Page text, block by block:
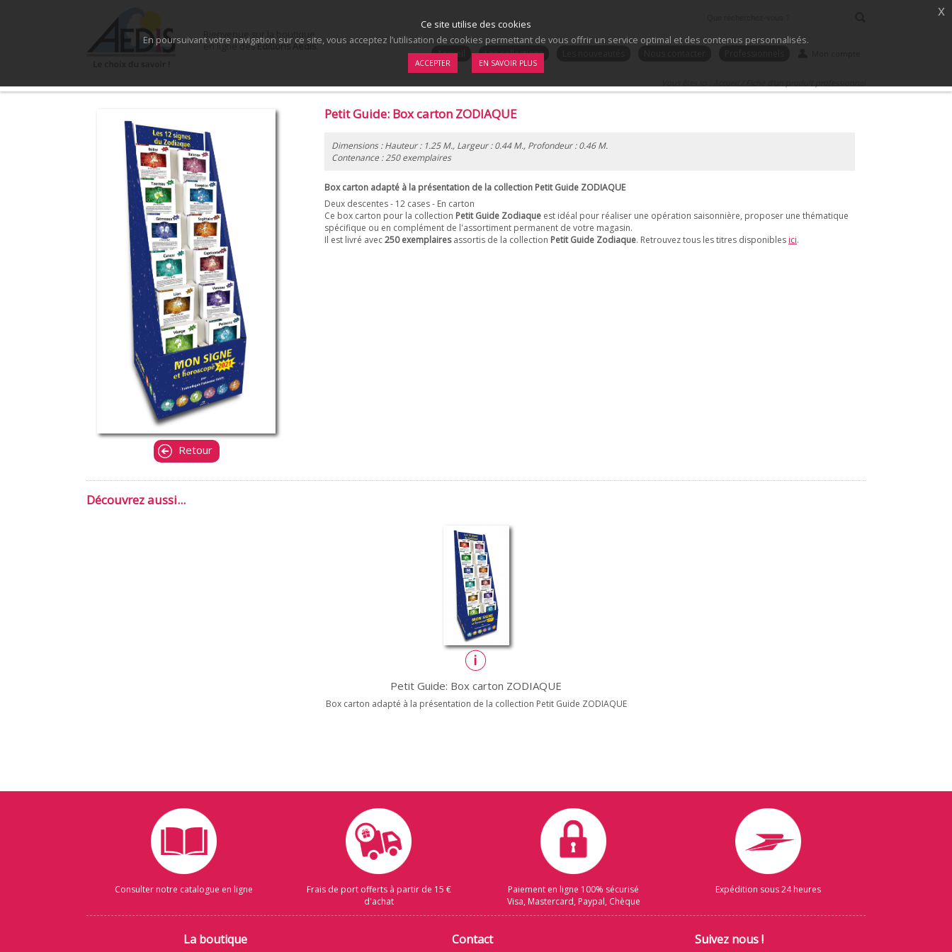
Bienvenue sur la boutique
en ligne desÉditions Aedis.
Accueil Les collections
Retour
Petit Guide: Box carton ZODIAQUE
Dimensions : Hauteur : 1.25 M., Largeur : 0.44 M., Profondeur : 0.46 M.
Contenance : 250 exemplaires
Box carton adapté à la présentation de la collection Petit Guide ZODIAQUE
Deux descentes - 12 cases - En carton
Ce box carton pour la collection Petit Guide Zodiaque est idéal pour réaliser une opération saisonnière, proposer une thématique
spécifique ou en complément de l'assortiment permanent de votre magasin.
Il est livré avec250 exemplairesassortis de la collection Petit Guide Zodiaque. Retrouvez tous les titres disponibles ici.
Découvrez aussi...
Petit Guide: Box carton ZODIAQUE
Box carton adapté à la présentation de la collection Petit Guide ZODIAQUE
Consulter notre catalogue en ligne
Frais de port offerts à partir de 15 €
d'achat
Paiement en ligne 100% sécurisé
Visa, Mastercard, Paypal, Chèque
Expédition sous 24 heures
La boutique Contact Suivez nous !
Ce site utilise des cookies
En poursuivant votre navigation sur ce site, vous acceptez l’utilisation de cookies permettant de vous offrir un service optimal et des contenus personnalisés.
ACCEPTER EN SAVOIR PLUS
x